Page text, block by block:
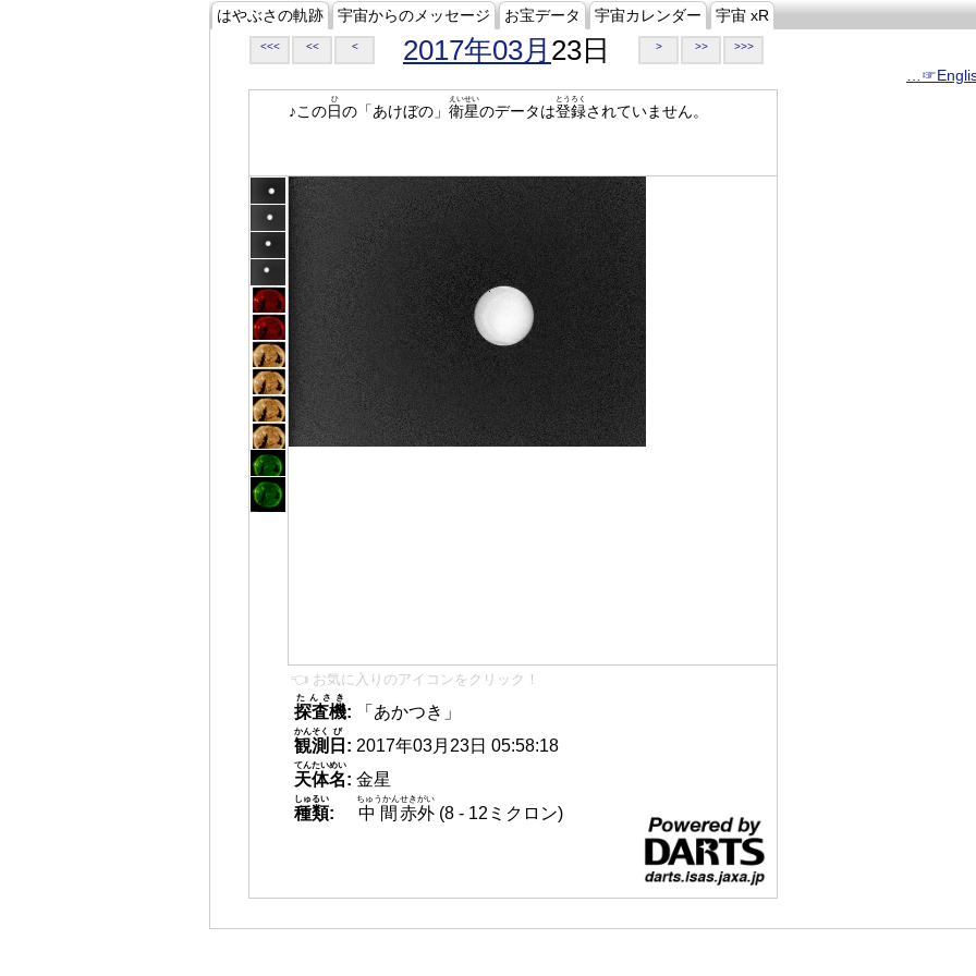
はやぶさの軌跡 宇宙からのメッセージ お宝データ 宇宙カレンダー 宇宙 xR
<<< << < 2017年03月 23日 > >> >>>
♪この日
ひ
の「あけぼの」 衛星
えいせい
のデータは登録
とうろく
されていません。
👈 お気に入りのアイコンをクリック！
探査機
たんさき
:
「あかつき」
観測
かんそく
日
び
: 2017年03月23日 05:58:18
天体名
てんたいめい
: 金星
種類
しゅるい
: 中間
ちゅうかん
赤外
せきがい
(8 - 12ミクロン)